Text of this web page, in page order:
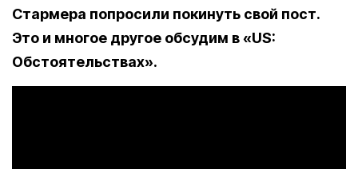
Стармера попросили покинуть свой пост.
Это и многое другое обсудим в «US:
Обстоятельствах».